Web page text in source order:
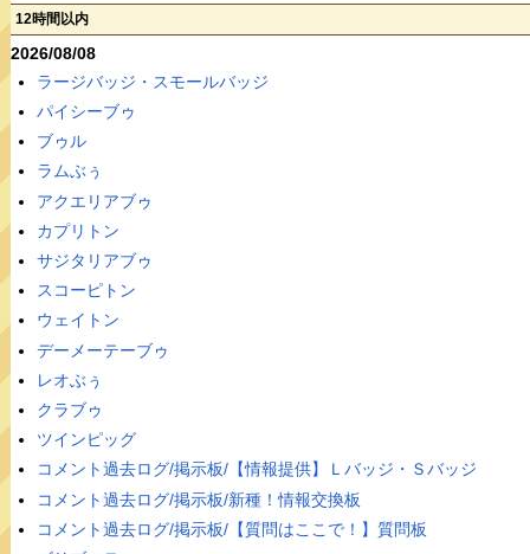
12時間以内
2026/08/08
ラージバッジ・スモールバッジ
パイシーブゥ
ブゥル
ラムぶぅ
アクエリアブゥ
カプリトン
サジタリアブゥ
スコーピトン
ウェイトン
デーメーテーブゥ
レオぶぅ
クラブゥ
ツインピッグ
コメント過去ログ/掲示板/【情報提供】Ｌバッジ・Ｓバッジ
コメント過去ログ/掲示板/新種！情報交換板
コメント過去ログ/掲示板/【質問はここで！】質問板